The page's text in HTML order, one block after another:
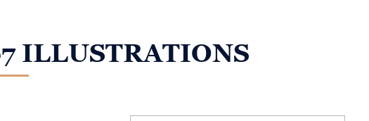
ILLUSTRATIONS